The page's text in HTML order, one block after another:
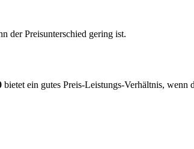
der Preisunterschied gering ist.
bietet ein gutes Preis-Leistungs-Verhältnis, wenn